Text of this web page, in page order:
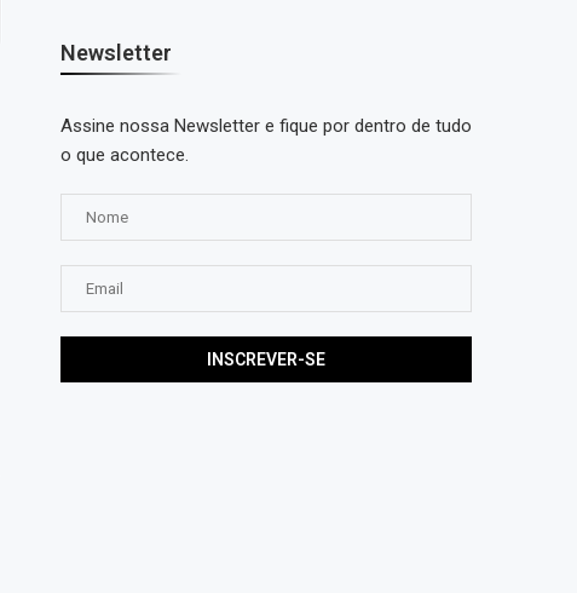
Newsletter
Assine nossa Newsletter e fique por dentro de tudo
o que acontece.